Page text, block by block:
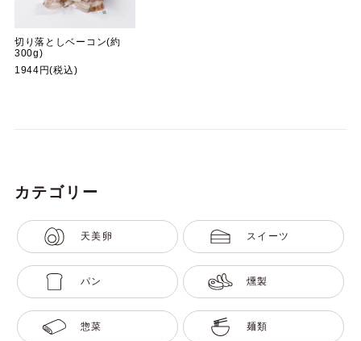
切り落としベーコン(約
300g)
1944円(税込)
カテゴリー
天美卵 スイーツ
パン 燻製
惣菜 麺類